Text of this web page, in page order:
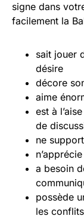
signe dans
facilement la
sait jouer
désire
décore
aime
est à
de
ne
a besoin
possède
les conflits